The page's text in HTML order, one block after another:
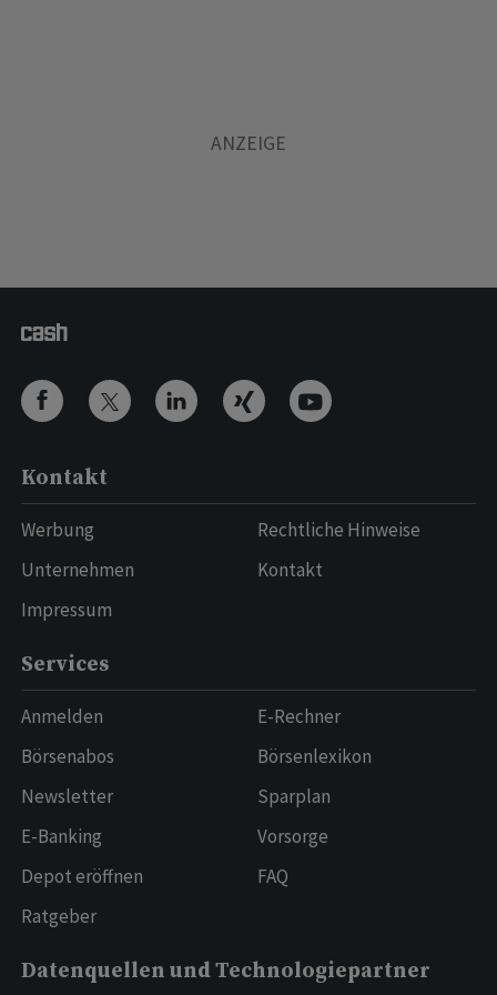
Kontakt
Werbung
Unternehmen
Impressum
Rechtliche Hinweise
Kontakt
Services
Anmelden
Börsenabos
Newsletter
E-Banking
Depot eröffnen
Ratgeber
E-Rechner
Börsenlexikon
Sparplan
Vorsorge
FAQ
Datenquellen und Technologiepartner